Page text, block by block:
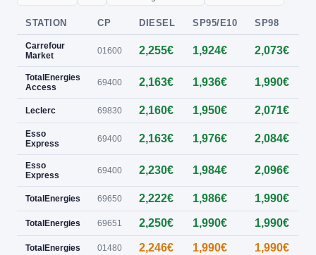
STATION CP DIESEL SP95/E10 SP98
Carrefour
Market
01600 2,255€ 1,924€ 2,073€
TotalEnergies
Access
69400 2,163€ 1,936€ 1,990€
Leclerc 69830 2,160€ 1,950€ 2,071€
Esso
Express
69400 2,163€ 1,976€ 2,084€
Esso
Express
69400 2,230€ 1,984€ 2,096€
TotalEnergies 69650 2,222€ 1,986€ 1,990€
TotalEnergies 69651 2,250€ 1,990€ 1,990€
TotalEnergies 01480 2,246€ 1,990€ 1,990€